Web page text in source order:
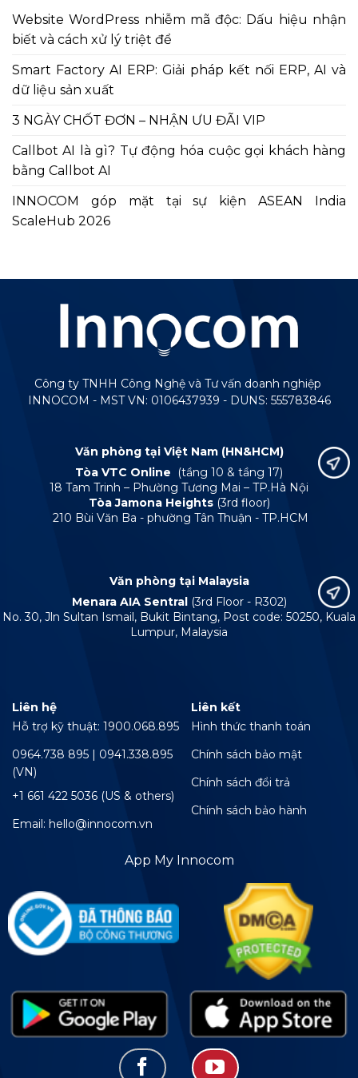
Website WordPress nhiễm mã độc: Dấu hiệu nhận
biết và cách xử lý triệt để
Smart Factory AI ERP: Giải pháp kết nối ERP, AI và
dữ liệu sản xuất
3 NGÀY CHỐT ĐƠN – NHẬN ƯU ĐÃI VIP
Callbot AI là gì? Tự động hóa cuộc gọi khách hàng
bằng Callbot AI
INNOCOM góp mặt tại sự kiện ASEAN India
ScaleHub 2026
Công ty TNHH Công Nghệ và Tư vấn doanh nghiệp
INNOCOM - MST VN: 0106437939 - DUNS: 555783846
Văn phòng tại Việt Nam (HN&HCM)
Tòa VTC Online
(tầng 10 & tầng 17)
18 Tam Trinh – Phường Tương Mai – TP.Hà Nội
Tòa Jamona Heights (3rd floor)
210 Bùi Văn Ba - phường Tân Thuận - TP.HCM
Văn phòng tại Malaysia
Menara AIA Sentral (3rd Floor - R302)
No. 30, Jln Sultan Ismail, Bukit Bintang, Post code: 50250, Kuala
Lumpur, Malaysia
Liên hệ
Hỗ trợ kỹ thuật: 1900.068.895
0964.738 895 | 0941.338.895
(VN)
+1 661 422 5036 (US & others)
Email: hello@innocom.vn
Liên kết
Hình thức thanh toán
Chính sách bảo mật
Chính sách đổi trả
Chính sách bảo hành
App My Innocom